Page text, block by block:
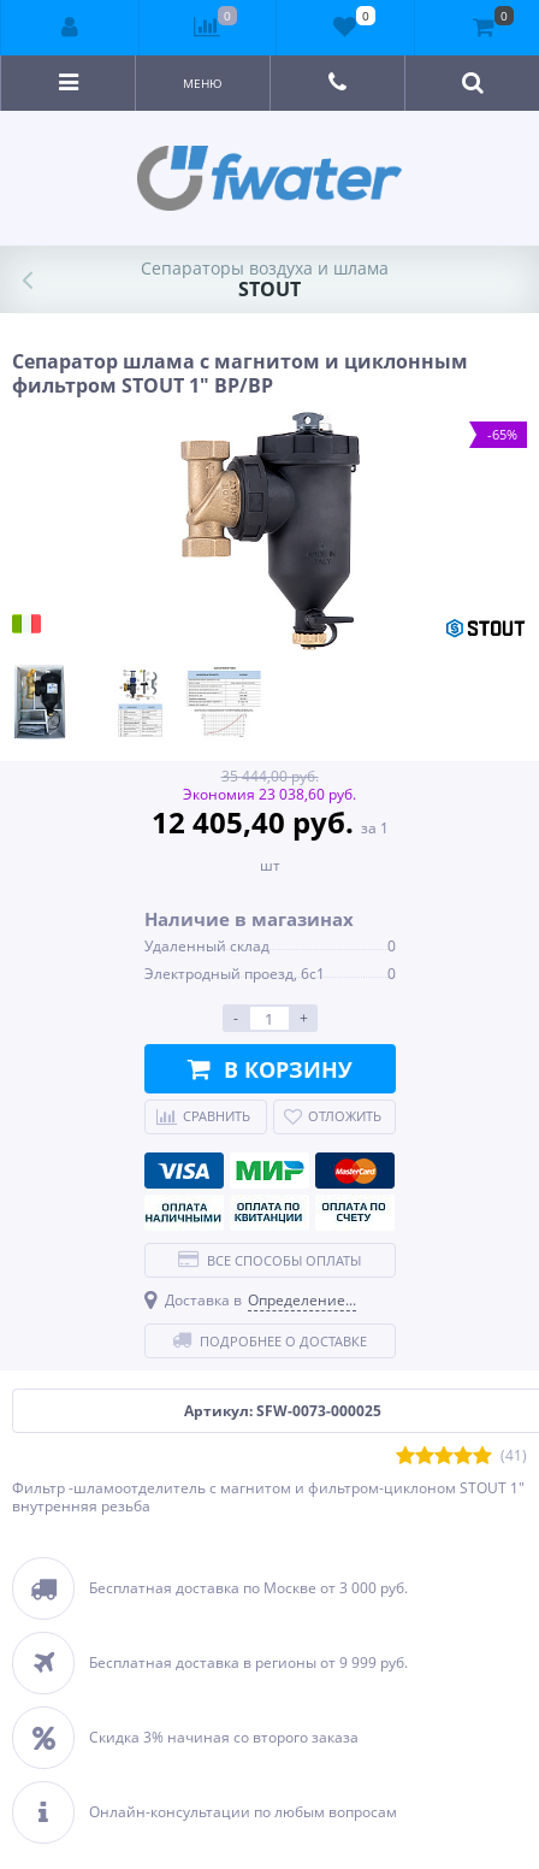
МЕНЮ
Сепараторы воздуха и шлама
STOUT
Сепаратор шлама c магнитом и циклонным
фильтром STOUT 1" ВР/ВР
-65%
Артикул: SFW-0073-000025
(41)
Фильтр -шламоотделитель с магнитом и фильтром-циклоном STOUT 1"
внутренняя резьба
Бесплатная доставка по Москве от 3 000 руб.
Бесплатная доставка в регионы от 9 999 руб.
Скидка 3% начиная со второго заказа
Онлайн-консультации по любым вопросам
35 444,00 руб.
Экономия 23 038,60 руб.
12 405,40 руб. за 1
шт
Наличие в магазинах
Удаленный склад
0
Электродный проезд, 6с1
0
- +
В КОРЗИНУ
СРАВНИТЬ ОТЛОЖИТЬ
ВСЕ СПОСОБЫ ОПЛАТЫ
Доставка в Определение...
ПОДРОБНЕЕ О ДОСТАВКЕ
0 0 0